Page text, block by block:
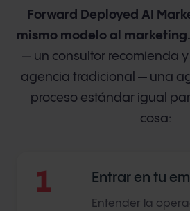
Forward Deployed AI
mismo modelo al marketing.
— un consultor recomienda
agencia tradicional — una
proceso estándar igual
cosa:
1 Entrar en tu
Entender la